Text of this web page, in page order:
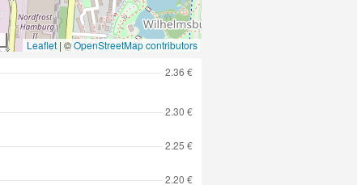
Leaflet | ©OpenStreetMap contributors